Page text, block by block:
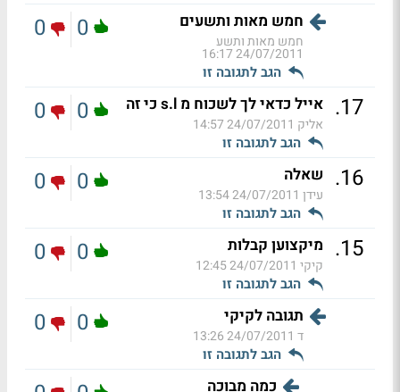
חמש מאות ותשעים
חמש מאות ותשע
24/07/2011 16:17
הגב לתגובה זו
0
0
17
. אייל כדאי לך לשכוח מ s.l כי זה
אליק 24/07/2011 14:57
הגב לתגובה זו
0
0
16
. שאלה
עידן 24/07/2011 13:54
הגב לתגובה זו
0
0
15
. מיקצוען קבלות
קיקי 24/07/2011 12:45
הגב לתגובה זו
0
0
תגובה לקיקי
ד 24/07/2011 13:26
הגב לתגובה זו
0
0
כמה מבוכה